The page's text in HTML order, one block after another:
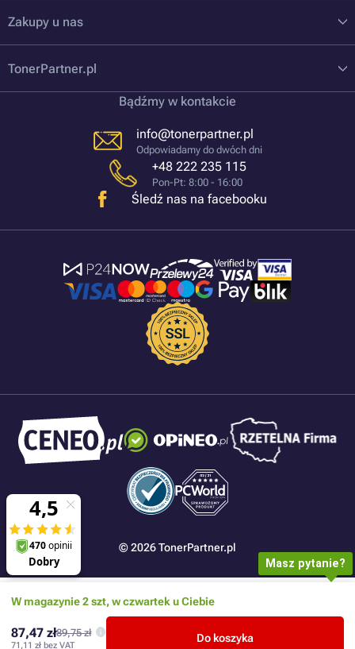
W magazynie 2 szt, w czwartek u Ciebie
87,47 zł89,75 zł
71,11 zł bez VAT
Do koszyka
Zakupy u nas
TonerPartner.pl
Bądźmy w kontakcie
info@tonerpartner.pl
Odpowiadamy do dwóch dni
+48 222 235 115
Pon-Pt: 8:00 - 16:00
Śledź nas na facebooku
© 2026 TonerPartner.pl
Masz pytanie?